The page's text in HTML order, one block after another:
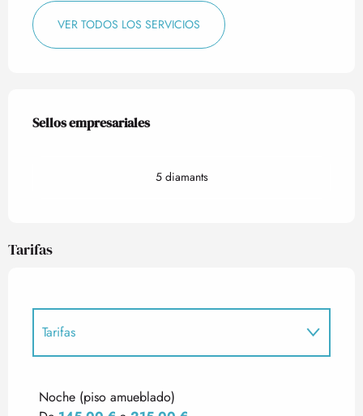
VER TODOS LOS SERVICIOS
Oferta de prestaciones
Sellos empresariales
Sellos empresariales
5 diamants
Tarifas
Tarifas
Noche (piso amueblado)